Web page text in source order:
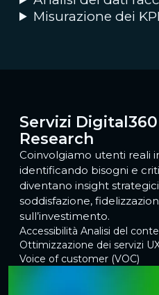
Misurazione dei KPI
Servizi
Research
Coinvolgiamo utenti reali
identificando bisogni e
diventano insight
soddisfazione,
sull’investimento.
Accessibilità Analisi del
Ottimizzazione dei servizi
Voice of customer (VOC)